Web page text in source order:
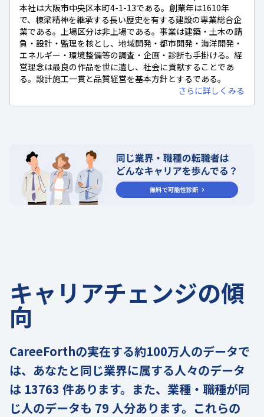
本社は大阪市中央区本町4-1-13である。創業年は1610年
で、棟梁精神を継承する長い歴史を有する建設の専業総合企
業である。上場区分は非上場である。事業は建築・土木の請
負・設計・監理を核とし、地域開発・都市開発・海洋開発・
エネルギー・環境整備等の調査・企画・診断も手掛ける。経
営理念は最良の作品を世に遺し、社会に貢献することであ
る。設計施工一貫と品質経営を基本方針とするである。
さらに詳しくみる
キャリアチェンジの傾
向
CareeForthの実在する約100万人のデータで
は、あなたと同じ業界に属する人々のデータ
は 13763 件あります。また、業種・職種が同
じ人のデータも 79 人分あります。これらの